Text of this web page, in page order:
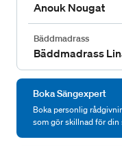
Anouk Nougat
Bäddmadrass
Bäddmadrass
Boka Sängexpert
Boka personlig
som gör skillnad för din